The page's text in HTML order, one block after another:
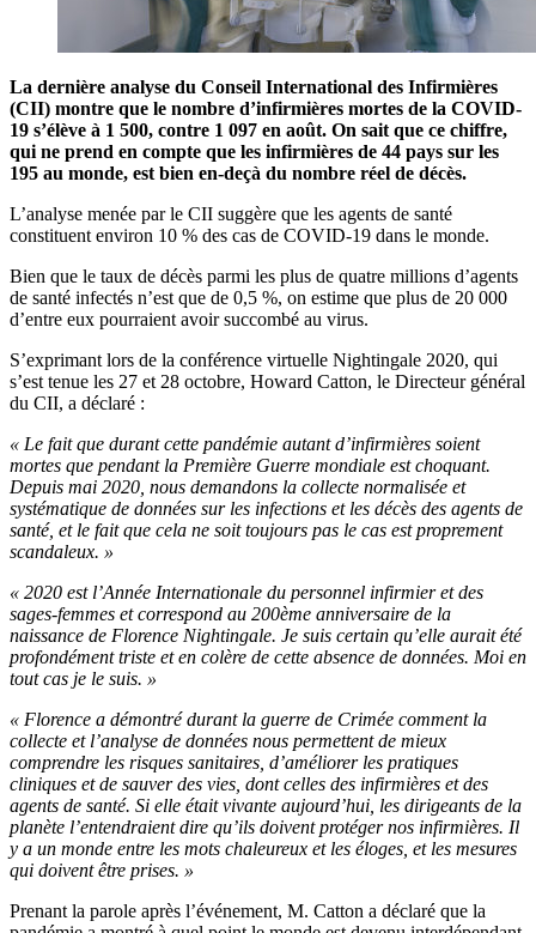
La dernière analyse du Conseil International des Infirmières
(CII) montre que le nombre d’infirmières mortes de la COVID-
19 s’élève à 1 500, contre 1 097 en août. On sait que ce chiffre,
qui ne prend en compte que les infirmières de 44 pays sur les
195 au monde, est bien en-deçà du nombre réel de décès.
L’analyse menée par le CII suggère que les agents de santé
constituent environ 10 % des cas de COVID-19 dans le monde.
Bien que le taux de décès parmi les plus de quatre millions d’agents
de santé infectés n’est que de 0,5 %, on estime que plus de 20 000
d’entre eux pourraient avoir succombé au virus.
S’exprimant lors de la conférence virtuelle Nightingale 2020, qui
s’est tenue les 27 et 28 octobre, Howard Catton, le Directeur général
du CII, a déclaré :
« Le fait que durant cette pandémie autant d’infirmières soient
mortes que pendant la Première Guerre mondiale est choquant.
Depuis mai 2020, nous demandons la collecte normalisée et
systématique de données sur les infections et les décès des agents de
santé, et le fait que cela ne soit toujours pas le cas est proprement
scandaleux. »
« 2020 est l’Année Internationale du personnel infirmier et des
sages-femmes et correspond au 200ème anniversaire de la
naissance de Florence Nightingale. Je suis certain qu’elle aurait été
profondément triste et en colère de cette absence de données. Moi en
tout cas je le suis. »
« Florence a démontré durant la guerre de Crimée comment la
collecte et l’analyse de données nous permettent de mieux
comprendre les risques sanitaires, d’améliorer les pratiques
cliniques et de sauver des vies, dont celles des infirmières et des
agents de santé. Si elle était vivante aujourd’hui, les dirigeants de la
planète l’entendraient dire qu’ils doivent protéger nos infirmières. Il
y a un monde entre les mots chaleureux et les éloges, et les mesures
qui doivent être prises. »
Prenant la parole après l’événement, M. Catton a déclaré que la